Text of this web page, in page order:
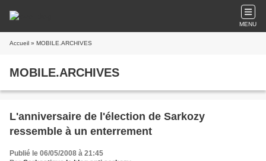
MENU
Accueil » MOBILE.ARCHIVES
MOBILE.ARCHIVES
L'anniversaire de l'élection de Sarkozy
ressemble à un enterrement
Publié le 06/05/2008 à 21:45